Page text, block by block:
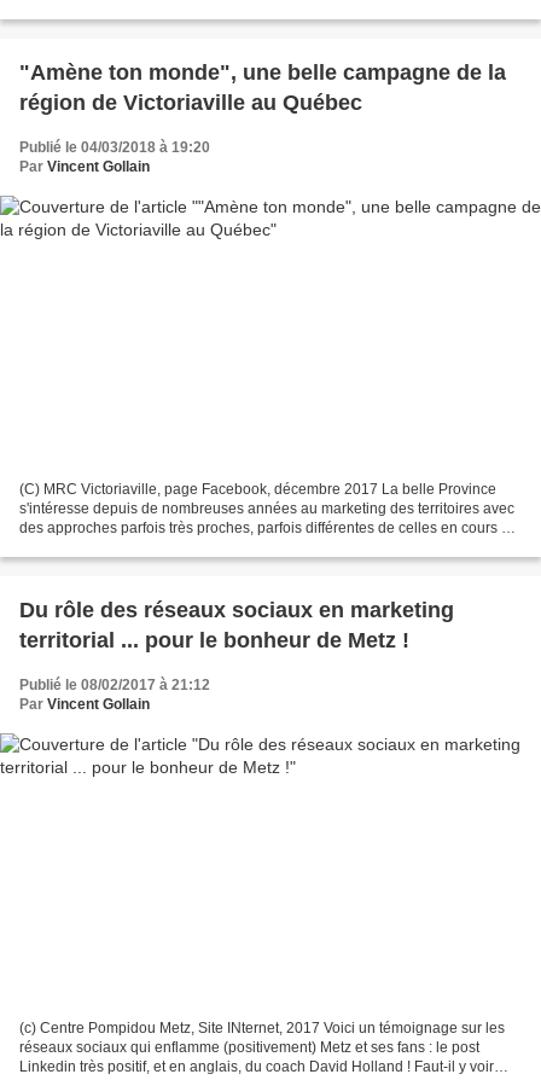
"Amène ton monde", une belle campagne de la
région de Victoriaville au Québec
Publié le 04/03/2018 à 19:20
Par Vincent Gollain
(C) MRC Victoriaville, page Facebook, décembre 2017 La belle Province
s'intéresse depuis de nombreuses années au marketing des territoires avec
des approches parfois très proches, parfois différentes de celles en cours en
Du rôle des réseaux sociaux en marketing
territorial ... pour le bonheur de Metz !
Publié le 08/02/2017 à 21:12
Par Vincent Gollain
(c) Centre Pompidou Metz, Site INternet, 2017 Voici un témoignage sur les
réseaux sociaux qui enflamme (positivement) Metz et ses fans : le post
Linkedin très positif, et en anglais, du coach David Holland ! Faut-il y voir